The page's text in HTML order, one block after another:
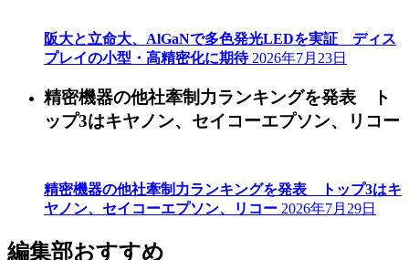
阪大と立命大、AlGaNで多色発光LEDを実証 ディス
プレイの小型・高精密化に期待 2026年7月23日
精密機器の他社牽制力ランキングを発表 ト
ップ3はキヤノン、セイコーエプソン、リコー
精密機器の他社牽制力ランキングを発表 トップ3はキ
ヤノン、セイコーエプソン、リコー 2026年7月29日
編集部おすすめ